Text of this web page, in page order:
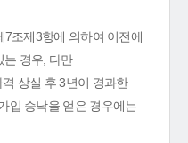
7조제3항에 의하여 이전에
는 경우, 다만
상실 후 3년이 경과한
입 승낙을 얻은 경우에는